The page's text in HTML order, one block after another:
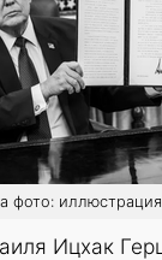
фото: иллюстрация
Ицхак